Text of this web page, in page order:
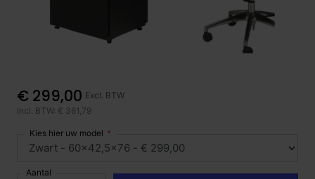
€ 299,00 Excl. BTW
Incl. BTW: € 361,79
Kies hier uw model
Aantal